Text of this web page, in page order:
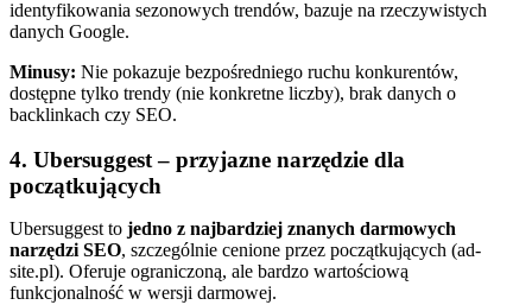
identyfikowania sezonowych trendów, bazuje na rzeczywistych
danych Google.
Minusy: Nie pokazuje bezpośredniego ruchu konkurentów,
dostępne tylko trendy (nie konkretne liczby), brak danych o
backlinkach czy SEO.
4. Ubersuggest – przyjazne narzędzie dla
początkujących
Ubersuggest to jedno z najbardziej znanych darmowych
narzędzi SEO, szczególnie cenione przez początkujących (ad-
site.pl). Oferuje ograniczoną, ale bardzo wartościową
funkcjonalność w wersji darmowej.